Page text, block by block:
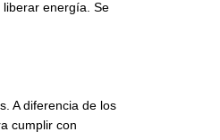
liberar energía. Se
A diferencia de los
cumplir con